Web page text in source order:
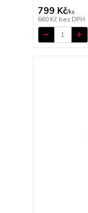
799 Kč/ks
660 Kč bez DPH